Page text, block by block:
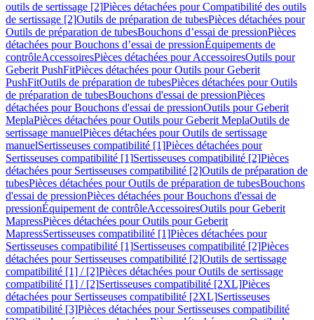
outils de sertissage [2]Pièces détachées pour Compatibilité des outils
de sertissage [2]Outils de préparation de tubesPièces détachées pour
Outils de préparation de tubesBouchons d’essai de pressionPièces
détachées pour Bouchons d’essai de pressionÉquipements de
contrôleAccessoiresPièces détachées pour AccessoiresOutils pour
Geberit PushFitPièces détachées pour Outils pour Geberit
PushFitOutils de préparation de tubesPièces détachées pour Outils
de préparation de tubesBouchons d'essai de pressionPièces
détachées pour Bouchons d'essai de pressionOutils pour Geberit
MeplaPièces détachées pour Outils pour Geberit MeplaOutils de
sertissage manuelPièces détachées pour Outils de sertissage
manuelSertisseuses compatibilité [1]Pièces détachées pour
Sertisseuses compatibilité [1]Sertisseuses compatibilité [2]Pièces
détachées pour Sertisseuses compatibilité [2]Outils de préparation de
tubesPièces détachées pour Outils de préparation de tubesBouchons
d'essai de pressionPièces détachées pour Bouchons d'essai de
pressionÉquipement de contrôleAccessoiresOutils pour Geberit
MapressPièces détachées pour Outils pour Geberit
MapressSertisseuses compatibilité [1]Pièces détachées pour
Sertisseuses compatibilité [1]Sertisseuses compatibilité [2]Pièces
détachées pour Sertisseuses compatibilité [2]Outils de sertissage
compatibilité [1] / [2]Pièces détachées pour Outils de sertissage
compatibilité [1] / [2]Sertisseuses compatibilité [2XL]Pièces
détachées pour Sertisseuses compatibilité [2XL]Sertisseuses
compatibilité [3]Pièces détachées pour Sertisseuses compatibilité